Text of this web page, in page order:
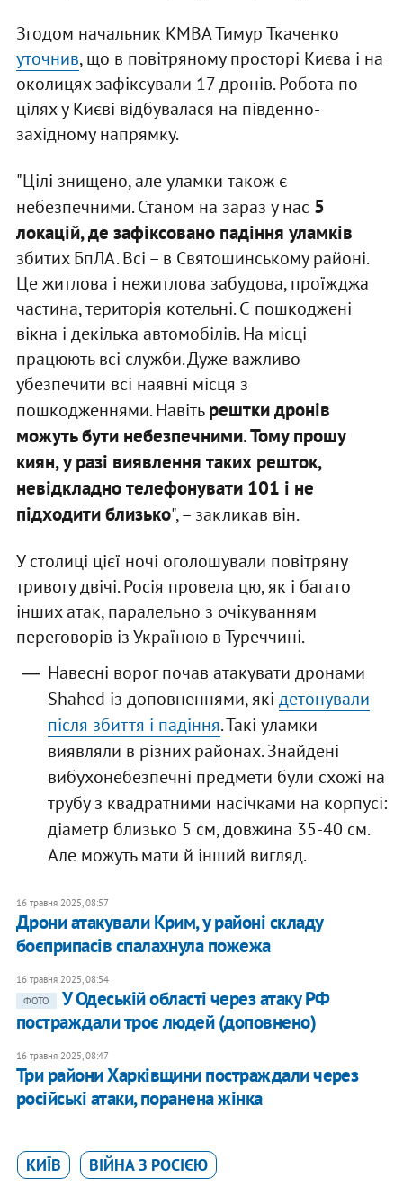
Згодом начальник КМВА Тимур Ткаченко
уточнив, що в повітряному просторі Києва і на
околицях зафіксували 17 дронів. Робота по
цілях у Києві відбувалася на південно-
західному напрямку.
"Цілі знищено, але уламки також є
небезпечними. Станом на зараз у нас 5
локацій, де зафіксовано падіння уламків
збитих БпЛА. Всі – в Святошинському районі.
Це житлова і нежитлова забудова, проїжджа
частина, територія котельні. Є пошкоджені
вікна і декілька автомобілів. На місці
працюють всі служби. Дуже важливо
убезпечити всі наявні місця з
пошкодженнями. Навітьрештки дронів
можуть бути небезпечними. Тому прошу
киян, у разі виявлення таких решток,
невідкладно телефонувати 101 і не
підходити близько", – закликав він.
У столиці цієї ночі оголошували повітряну
тривогу двічі. Росія провела цю, як і багато
інших атак, паралельно з очікуванням
переговорів із Україною в Туреччині.
Навесні ворог почав атакувати дронами
Shahed із доповненнями, які детонували
після збиття і падіння. Такі уламки
виявляли в різних районах. Знайдені
вибухонебезпечні предмети були схожі на
трубу з квадратними насічками на корпусі:
діаметр близько 5 см, довжина 35-40 см.
Але можуть мати й інший вигляд.
16 травня 2025, 08:57
Дрони атакували Крим, у районі складу
боєприпасів спалахнула пожежа
16 травня 2025, 08:54
ФОТО
У Одеській області через атаку РФ
постраждали троє людей (доповнено)
16 травня 2025, 08:47
Три райони Харківщини постраждали через
російські атаки, поранена жінка
КИЇВ ВІЙНА З РОСІЄЮ